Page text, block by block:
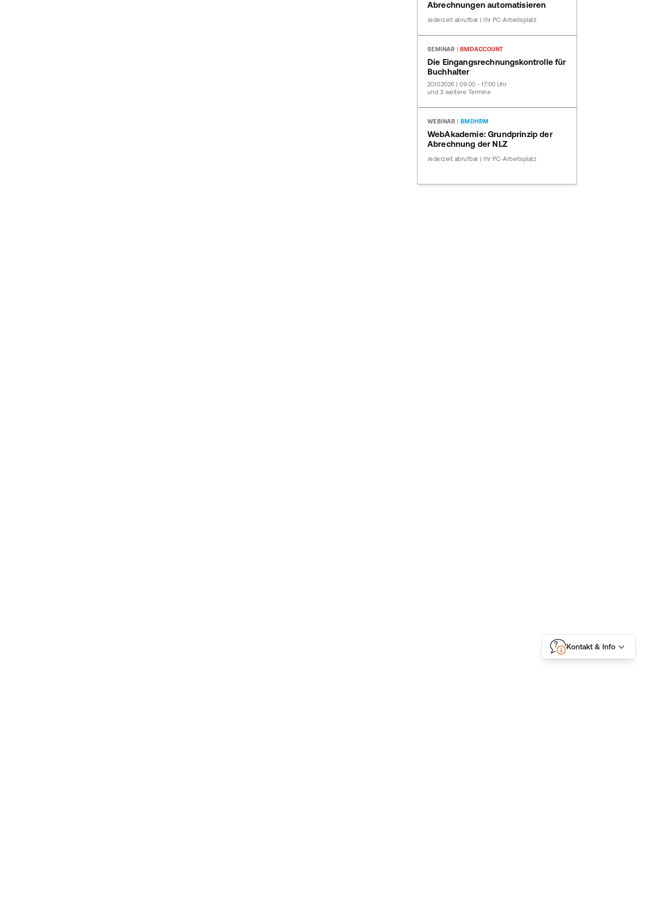
Kontakt & Info
Abrechnungen automatisieren
Jederzeit abrufbar | Ihr PC-Arbeitsplatz
SEMINAR BMDACCOUNT
Die Eingangsrechnungskontrolle für
Buchhalter
20.10.2026 | 09:00 - 17:00 Uhr
und 3 weitere Termine
WEBINAR BMDHRM
WebAkademie: Grundprinzip der
Abrechnung der NLZ
Jederzeit abrufbar | Ihr PC-Arbeitsplatz